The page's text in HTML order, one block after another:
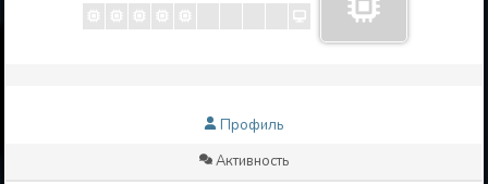
Профиль
Активность